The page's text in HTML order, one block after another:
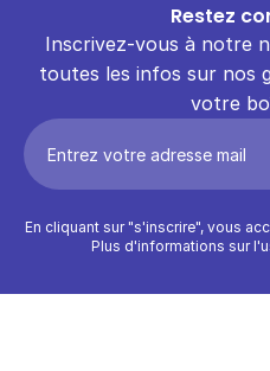
Restez
Inscrivez-vous à notre
toutes les infos sur nos
votre
En cliquant sur "s'inscrire", vous
Plus d'informations sur